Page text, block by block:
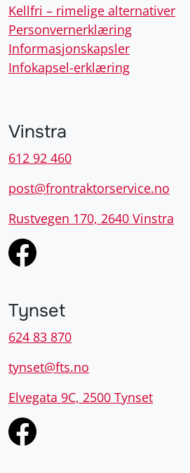
Kellfri – rimelige alternativer
Personvernerklæring
Informasjonskapsler
Infokapsel-erklæring
Vinstra
612 92 460
post@frontraktorservice.no
Rustvegen 170, 2640 Vinstra
Tynset
624 83 870
tynset@fts.no
Elvegata 9C, 2500 Tynset